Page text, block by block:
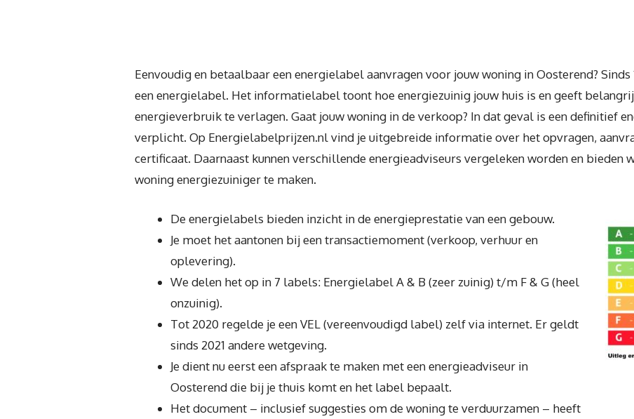
Eenvoudig en betaalbaar een energielabel aanvragen voor jouw woning in Oosterend?
een energielabel. Het informatielabel toont hoe energiezuinig jouw huis is en geeft
energieverbruik te verlagen. Gaat jouw woning in de verkoop? In dat geval is een definitief
verplicht. Op Energielabelprijzen.nl vind je uitgebreide informatie over het opvragen,
certificaat. Daarnaast kunnen verschillende energieadviseurs vergeleken worden en bieden
woning energiezuiniger te maken.
De energielabels bieden inzicht in de energieprestatie van een gebouw.
Je moet het aantonen bij een transactiemoment (verkoop, verhuur en
oplevering).
We delen het op in 7 labels: Energielabel A & B (zeer zuinig) t/m F & G (heel
onzuinig).
Tot 2020 regelde je een VEL (vereenvoudigd label) zelf via internet. Er geldt
sinds 2021 andere wetgeving.
Je dient nu eerst een afspraak te maken met een energieadviseur in
Oosterend die bij je thuis komt en het label bepaalt.
Het document – inclusief suggesties om de woning te verduurzamen – heeft